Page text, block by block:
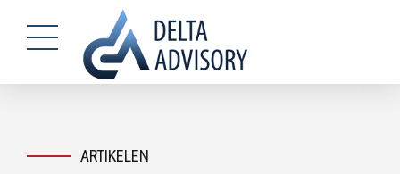
ARTIKELEN